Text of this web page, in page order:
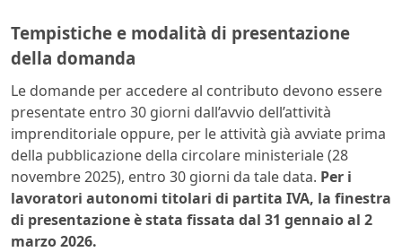
Tempistiche e modalità di presentazione
della domanda
Le domande per accedere al contributo devono essere
presentate entro 30 giorni dall’avvio dell’attività
imprenditoriale oppure, per le attività già avviate prima
della pubblicazione della circolare ministeriale (28
novembre 2025), entro 30 giorni da tale data. Per i
lavoratori autonomi titolari di partita IVA, la finestra
di presentazione è stata fissata dal 31 gennaio al 2
marzo 2026.